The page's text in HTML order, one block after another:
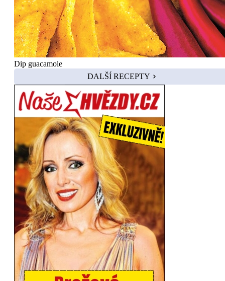
Dip guacamole
DALŠÍ RECEPTY